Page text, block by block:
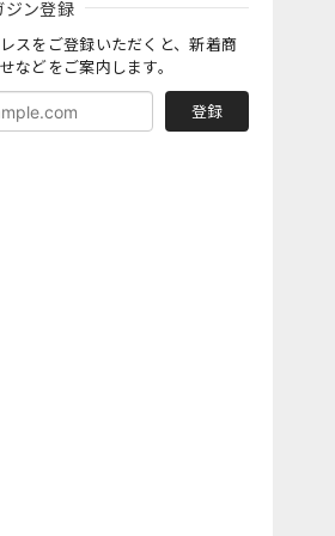
ジン登録
スをご登録いただくと、新着商
などをご案内します。
登録